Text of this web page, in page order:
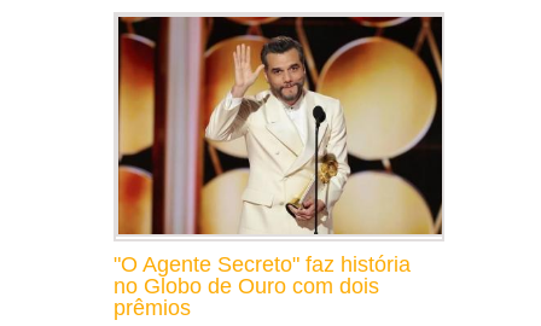
"O Agente Secreto" faz história
no Globo de Ouro com dois
prêmios